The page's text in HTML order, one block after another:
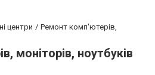
центри
Ремонт комп'ютерів,
моніторів, ноутбуків